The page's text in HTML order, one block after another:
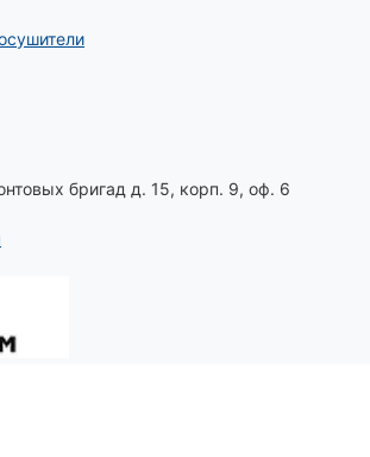
бригад д. 15, корп. 9, оф. 6